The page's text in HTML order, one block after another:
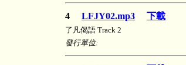
4 LFJY02.mp3 下載
了凡偈語 Track 2
發行單位: